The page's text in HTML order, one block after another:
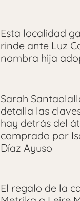
Esta localidad
rinde ante Luz
nombra hija
Sarah
detalla las
hay detrás del
comprado por
Díaz Ayuso
El regalo de la